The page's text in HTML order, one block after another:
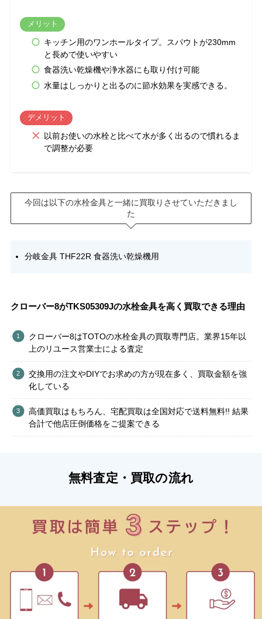
メリット
キッチン用のワンホールタイプ。スパウトが230mm
と長めで使いやすい
食器洗い乾燥機や浄水器にも取り付け可能
水量はしっかりと出るのに節水効果を実感できる。
デメリット
以前お使いの水栓と比べて水が多く出るので慣れるま
で調整が必要
今回は以下の水栓金具と一緒に買取りさせていただきまし
た
分岐金具 THF22R 食器洗い乾燥機用
クローバー8がTKS05309Jの水栓金具を高く買取できる理由
クローバー8はTOTOの水栓金具の買取専門店。業界15年以
上のリユース営業士による査定
交換用の注文やDIYでお求めの方が現在多く、買取金額を強
化している
高価買取はもちろん、宅配買取は全国対応で送料無料!! 結果
合計で他店圧倒価格をご提案できる
無料査定・買取の流れ